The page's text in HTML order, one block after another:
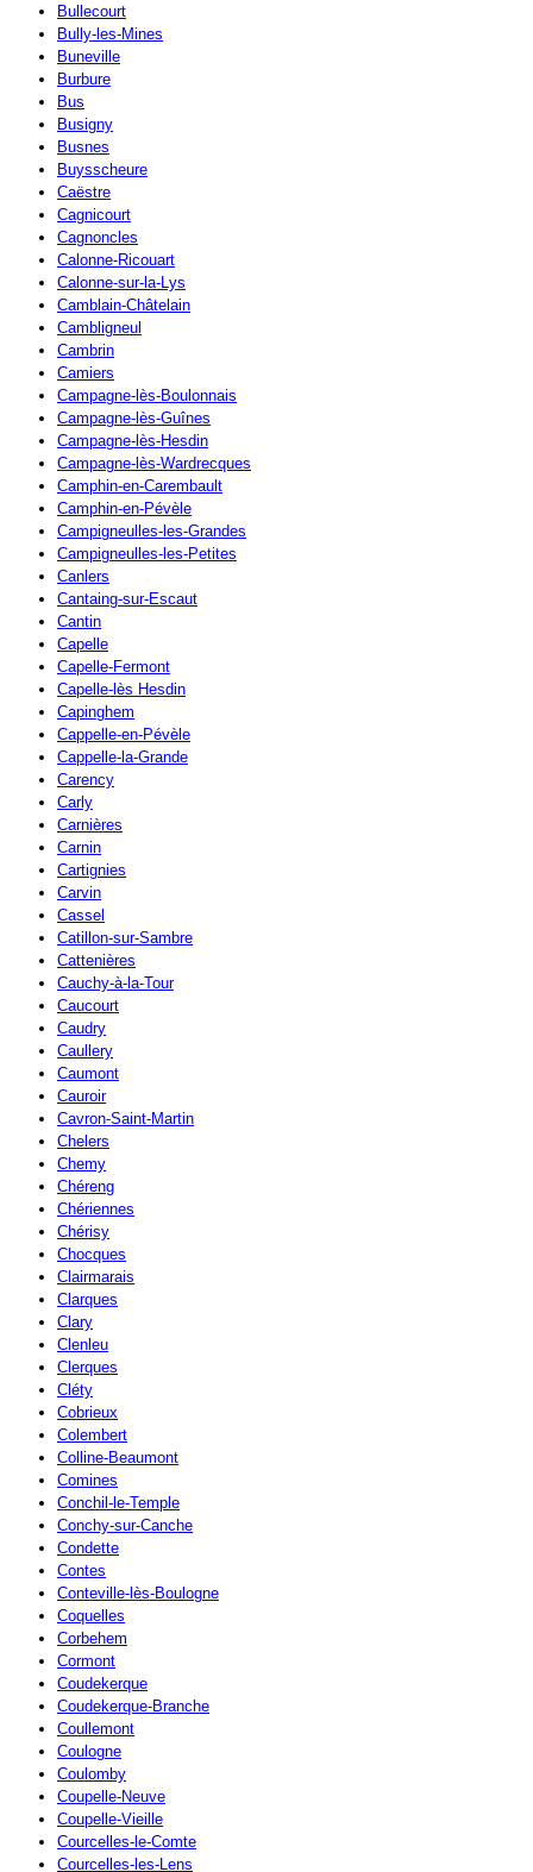
Bullecourt
Bully-les-Mines
Buneville
Burbure
Bus
Busigny
Busnes
Buysscheure
Caëstre
Cagnicourt
Cagnoncles
Calonne-Ricouart
Calonne-sur-la-Lys
Camblain-Châtelain
Cambligneul
Cambrin
Camiers
Campagne-lès-Boulonnais
Campagne-lès-Guînes
Campagne-lès-Hesdin
Campagne-lès-Wardrecques
Camphin-en-Carembault
Camphin-en-Pévèle
Campigneulles-les-Grandes
Campigneulles-les-Petites
Canlers
Cantaing-sur-Escaut
Cantin
Capelle
Capelle-Fermont
Capelle-lès Hesdin
Capinghem
Cappelle-en-Pévèle
Cappelle-la-Grande
Carency
Carly
Carnières
Carnin
Cartignies
Carvin
Cassel
Catillon-sur-Sambre
Cattenières
Cauchy-à-la-Tour
Caucourt
Caudry
Caullery
Caumont
Cauroir
Cavron-Saint-Martin
Chelers
Chemy
Chéreng
Chériennes
Chérisy
Chocques
Clairmarais
Clarques
Clary
Clenleu
Clerques
Cléty
Cobrieux
Colembert
Colline-Beaumont
Comines
Conchil-le-Temple
Conchy-sur-Canche
Condette
Contes
Conteville-lès-Boulogne
Coquelles
Corbehem
Cormont
Coudekerque
Coudekerque-Branche
Coullemont
Coulogne
Coulomby
Coupelle-Neuve
Coupelle-Vieille
Courcelles-le-Comte
Courcelles-les-Lens